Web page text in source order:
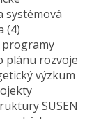
systémová
(4)
programy
plánu rozvoje
výzkum
SUSEN